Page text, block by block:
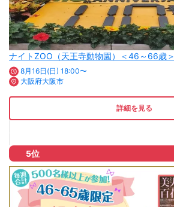
ナイトZOO（天王寺動物園）＜46～66歳＞
8月16日(日) 18:00〜
大阪府大阪市
詳細を見る
5位